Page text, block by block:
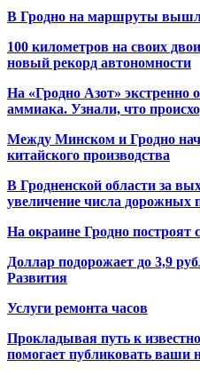
В Гродно на маршруты
100 километров на своих
новый рекорд автономности
На «Гродно Азот» экстренно
аммиака. Узнали, что
Между Минском и Гродно
китайского производства
В Гродненской области за
увеличение числа дорожных
На окраине Гродно построят
Доллар подорожает до 3,9
Развития
Услуги ремонта часов
Прокладывая путь к
помогает публиковать